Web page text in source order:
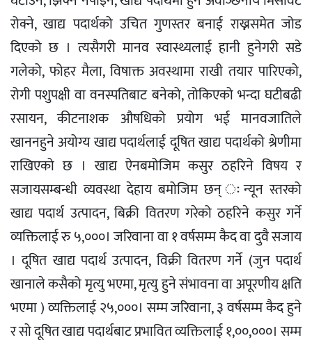
रोक्ने, खाद्य पदार्थको उचित गुणस्तर बनाई राख्नसमेत जोड
दिएको छ । त्यसैगरी मानव स्वास्थ्यलाई हानी हुनेगरी सडे
गलेको, फोहर मैला, विषाक्त अवस्थामा राखी तयार पारिएको,
रोगी पशुपक्षी वा वनस्पतिबाट बनेको, तोकिएको भन्दा घटीबढी
रसायन, कीटनाशक औषधिको प्रयोग भई मानवजातिले
खाननहुने अयोग्य खाद्य पदार्थलाई दूषित खाद्य पदार्थको श्रेणीमा
राखिएको छ । खाद्य ऐनबमोजिम कसुर ठहरिने विषय र
सजायसम्बन्धी व्यवस्था देहाय बमोजिम छन् ःन्यून स्तरको
खाद्य पदार्थ उत्पादन, बिक्री वितरण गरेको ठहरिने कसुर गर्ने
व्यक्तिलाई रु ५,०००। जरिवाना वा १ वर्षसम्म कैद वा दुवै सजाय
। दूषित खाद्य पदार्थ उत्पादन, विक्री वितरण गर्ने (जुन पदार्थ
खानाले कसैको मृत्यु भएमा, मृत्यु हुने संभावना वा अपूरणीय क्षति
भएमा ) व्यक्तिलाई २५,०००। सम्म जरिवाना, ३ वर्षसम्म कैद हुने
र सो दूषित खाद्य पदार्थबाट प्रभावित व्यक्तिलाई १,००,०००। सम्म